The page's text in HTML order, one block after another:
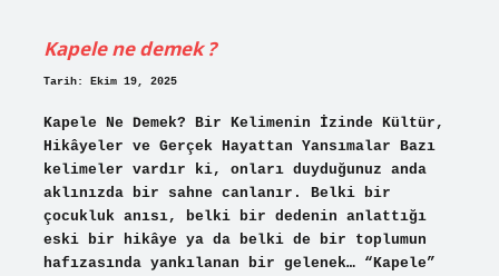
Kapele ne demek ?
Tarih: Ekim 19, 2025
Kapele Ne Demek? Bir Kelimenin İzinde Kültür,
Hikâyeler ve Gerçek Hayattan Yansımalar Bazı
kelimeler vardır ki, onları duyduğunuz anda
aklınızda bir sahne canlanır. Belki bir
çocukluk anısı, belki bir dedenin anlattığı
eski bir hikâye ya da belki de bir toplumun
hafızasında yankılanan bir gelenek… “Kapele”